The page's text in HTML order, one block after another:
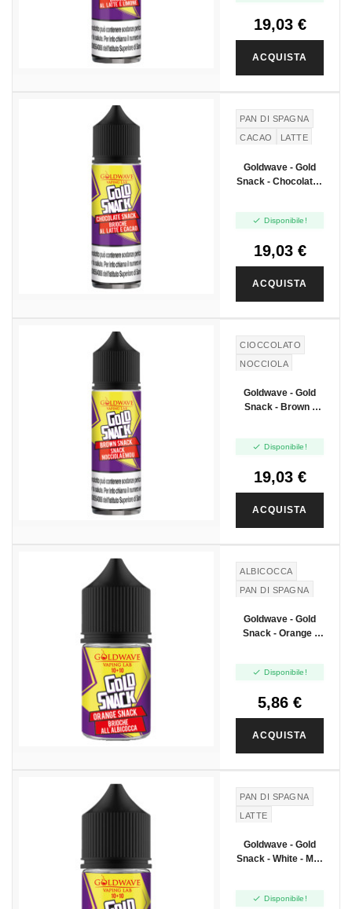
19,03 €
ACQUISTA
PAN DI SPAGNA
CACAO
LATTE
Goldwave - Gold
Snack - Chocolate -
 Disponibile!
19,03 €
ACQUISTA
CIOCCOLATO
NOCCIOLA
Goldwave - Gold
Snack - Brown -
 Disponibile!
19,03 €
ACQUISTA
ALBICOCCA
PAN DI SPAGNA
Goldwave - Gold
Snack - Orange -
 Disponibile!
5,86 €
ACQUISTA
PAN DI SPAGNA
LATTE
Goldwave - Gold
Snack - White - Mini
 Disponibile!